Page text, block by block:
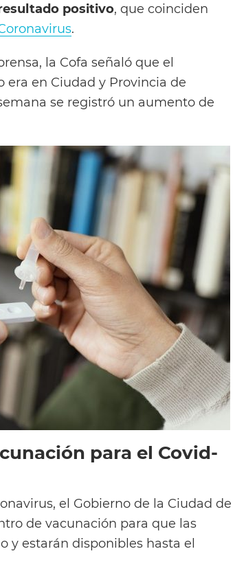
positivo, que coinciden
.
la Cofa señaló que el
era en Ciudad y Provincia de
se registró un aumento de
para el Covid-
el Gobierno de la Ciudad de
de vacunación para que las
y estarán disponibles hasta el